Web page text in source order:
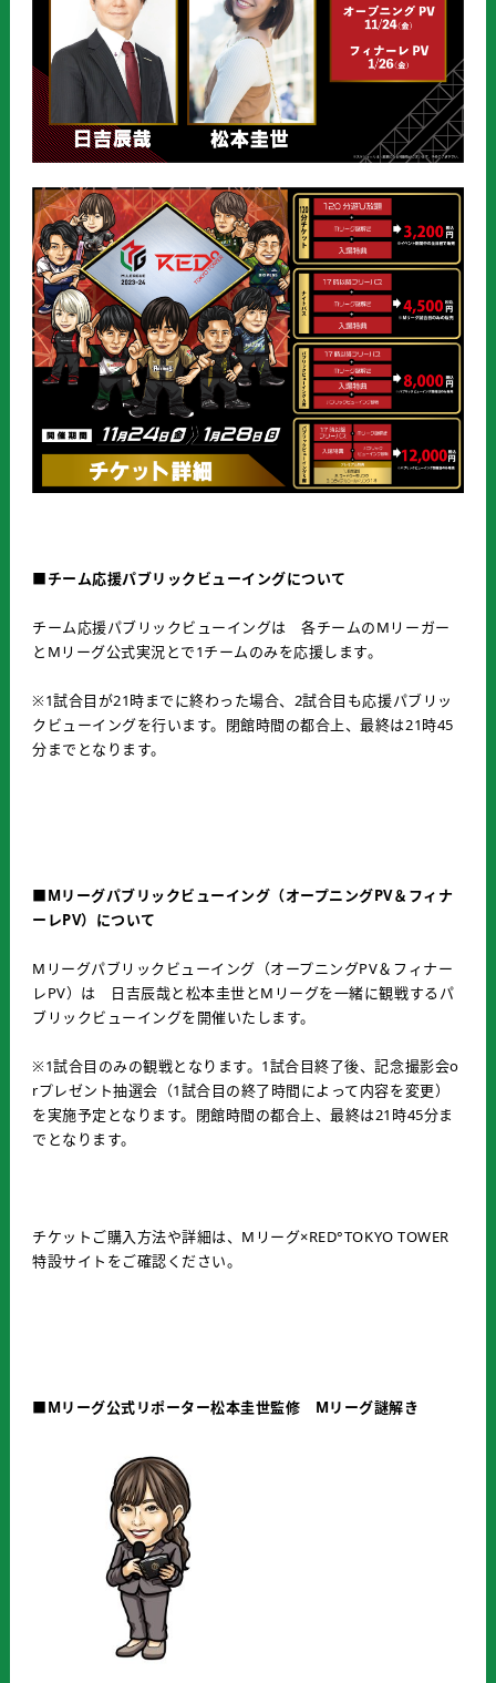
■チーム応援パブリックビューイングについて
チーム応援パブリックビューイングは 各チームのMリーガー
とMリーグ公式実況とで1チームのみを応援します。
※1試合目が21時までに終わった場合、2試合目も応援パブリッ
クビューイングを行います。閉館時間の都合上、最終は21時45
分までとなります。
■Mリーグパブリックビューイング（オープニングPV＆フィナ
ーレPV）について
Mリーグパブリックビューイング（オープニングPV＆フィナー
レPV）は 日吉辰哉と松本圭世とMリーグを一緒に観戦するパ
ブリックビューイングを開催いたします。
※1試合目のみの観戦となります。1試合目終了後、記念撮影会o
rプレゼント抽選会（1試合目の終了時間によって内容を変更）
を実施予定となります。閉館時間の都合上、最終は21時45分ま
でとなります。
チケットご購入方法や詳細は、Mリーグ×RED°TOKYO TOWER
特設サイトをご確認ください。
■Mリーグ公式リポーター松本圭世監修 Mリーグ謎解き